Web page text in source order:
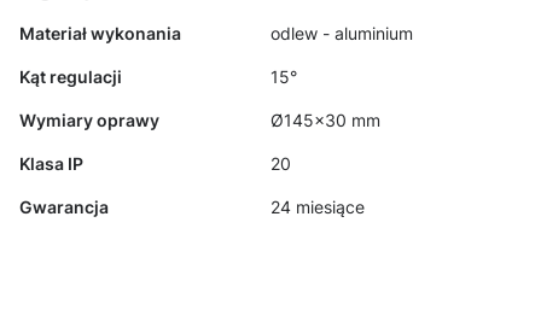
Materiał wykonania odlew - aluminium
Kąt regulacji 15°
Wymiary oprawy Ø145x30 mm
Klasa IP 20
Gwarancja 24 miesiące